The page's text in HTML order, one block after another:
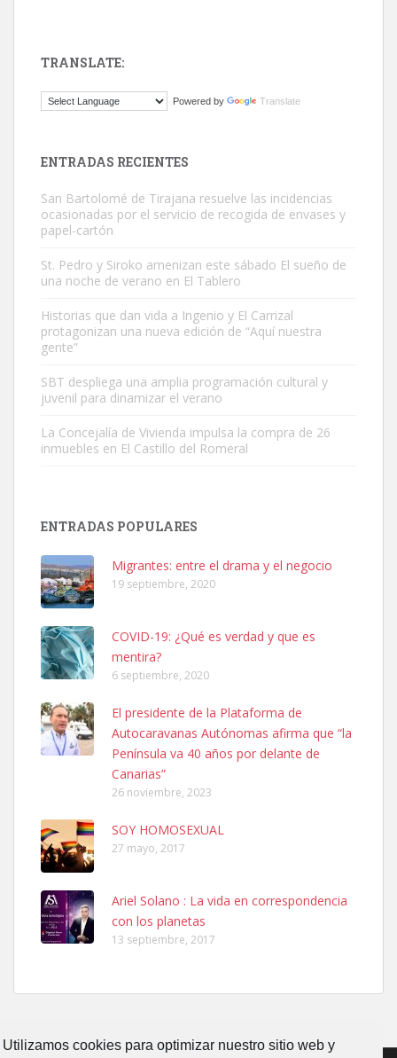
Utilizamos cookies para optimizar nuestro sitio web y
Busco adopción responsable para mi perra. Pastor alemán,
Leales.org » Gran Canaria | 6.7.2025
SHIBA PERDIDO AVDA JOSE MESA Y LOPEZ
06/07/2025 ZONA MESA Y LOPEZ. ES MUY ASUSTADIZO
Ninfa perdida
El día 5 se los perdió una ninfa papillera, asustada tiene miedo a la
calle, se perdió por la zon...
Busco casa de acogida para mi perrita ya que por temas de trabajo
no la puedo tener. Solo gente r...
Leales.org » Gran Canaria
TRANSLATE:
Powered by Translate
ENTRADAS RECIENTES
San Bartolomé de Tirajana resuelve las incidencias
ocasionadas por el servicio de recogida de envases y
papel-cartón
St. Pedro y Siroko amenizan este sábado El sueño de
una noche de verano en El Tablero
Historias que dan vida a Ingenio y El Carrizal
protagonizan una nueva edición de “Aquí nuestra
gente”
SBT despliega una amplia programación cultural y
juvenil para dinamizar el verano
La Concejalía de Vivienda impulsa la compra de 26
inmuebles en El Castillo del Romeral
ENTRADAS POPULARES
Migrantes: entre el drama y el negocio
19 septiembre, 2020
COVID-19: ¿Qué es verdad y que es
mentira?
6 septiembre, 2020
El presidente de la Plataforma de
Autocaravanas Autónomas afirma que “la
Península va 40 años por delante de
Canarias”
26 noviembre, 2023
SOY HOMOSEXUAL
27 mayo, 2017
Ariel Solano : La vida en correspondencia
con los planetas
13 septiembre, 2017